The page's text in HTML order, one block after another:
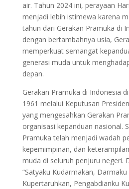
air. Tahun 2024 ini, perayaan
menjadi lebih istimewa karena
tahun dari Gerakan Pramuka di
dengan bertambahnya usia,
memperkuat semangat
generasi muda untuk
depan.
Gerakan Pramuka di Indonesia
1961 melalui Keputusan
yang mengesahkan Gerakan
organisasi kepanduan nasional.
Pramuka telah menjadi wadah
kepemimpinan, dan
muda di seluruh penjuru negeri.
“Satyaku Kudarmakan, Darmaku
Kupertaruhkan, Pengabdianku